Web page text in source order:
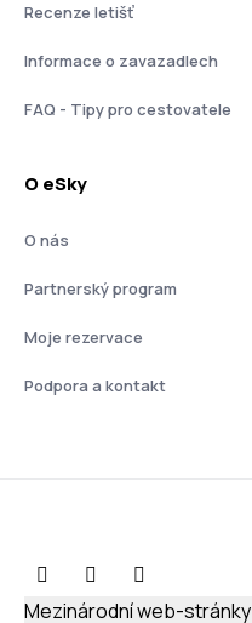
Recenze letišť
Informace o zavazadlech
FAQ - Tipy pro cestovatele
O eSky
O nás
Partnerský program
Moje rezervace
Podpora a kontakt
Mezinárodní web-stránky